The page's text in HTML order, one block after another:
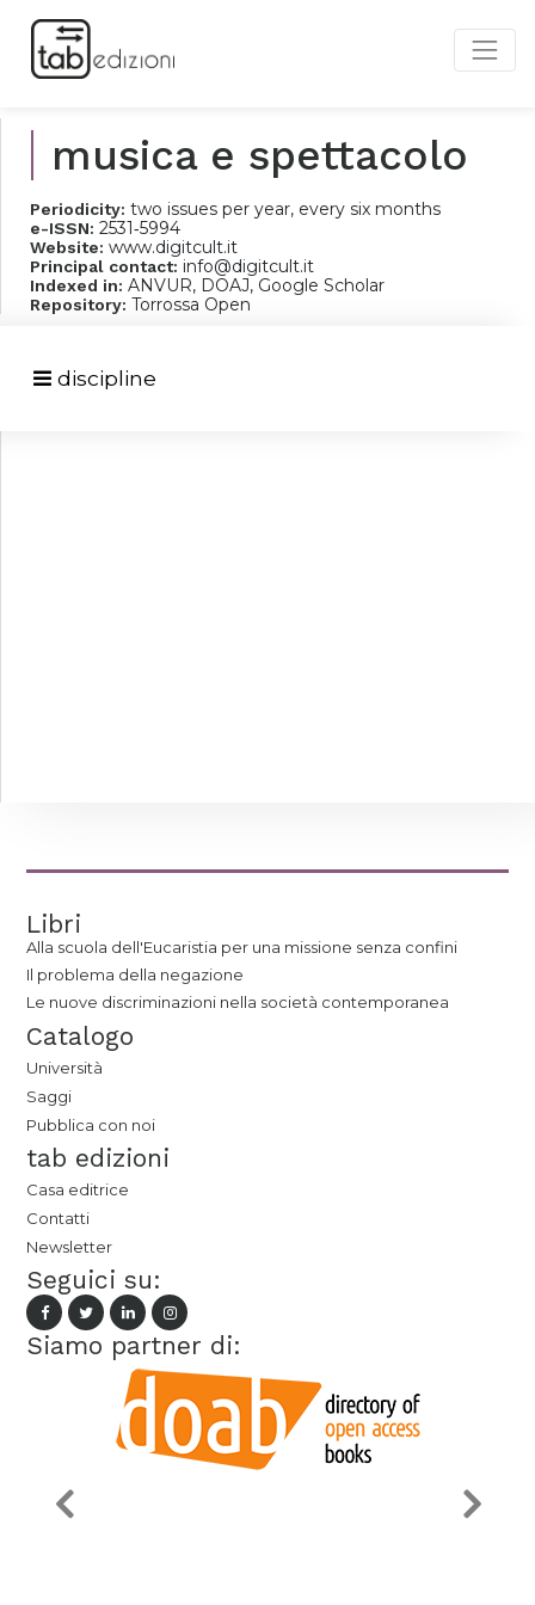
musica e spettacolo
Periodicity: two issues per year, every six months
e-ISSN: 2531‐5994
Website: www.digitcult.it
Principal contact: info@digitcult.it
Indexed in: ANVUR, DOAJ, Google Scholar
Repository: Torrossa Open
discipline
Libri
Alla scuola dell'Eucaristia per una missione senza confini
Il problema della negazione
Le nuove discriminazioni nella società contemporanea
Catalogo
Università
Saggi
Pubblica con noi
tab edizioni
Casa editrice
Contatti
Newsletter
Seguici su:
Siamo partner di: